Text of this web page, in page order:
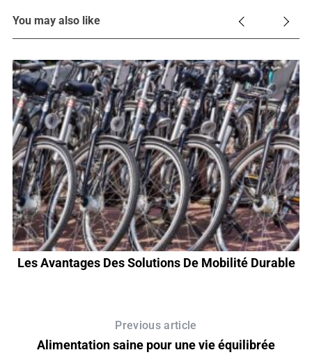
You may also like
Les Avantages Des Solutions De Mobilité Durable
Previous article
Alimentation saine pour une vie équilibrée